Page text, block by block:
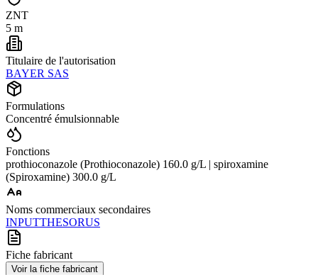
ZNT
5 m
Titulaire de l'autorisation
BAYER SAS
Formulations
Concentré émulsionnable
Fonctions
prothioconazole (Prothioconazole) 160.0 g/L | spiroxamine
(Spiroxamine) 300.0 g/L
Noms commerciaux secondaires
INPUTTHESORUS
Fiche fabricant
Voir la fiche fabricant